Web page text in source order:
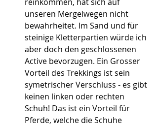
unseren Mergelwegen nicht
bewahrheitet. Im Sand und für
steinige Kletterpartien würde ich
aber doch den geschlossenen
Active bevorzugen. Ein Grosser
Vorteil des Trekkings ist sein
symetrischer Verschluss - es gibt
keinen linken oder rechten
Schuh! Das ist ein Vorteil für
Pferde, welche die Schuhe